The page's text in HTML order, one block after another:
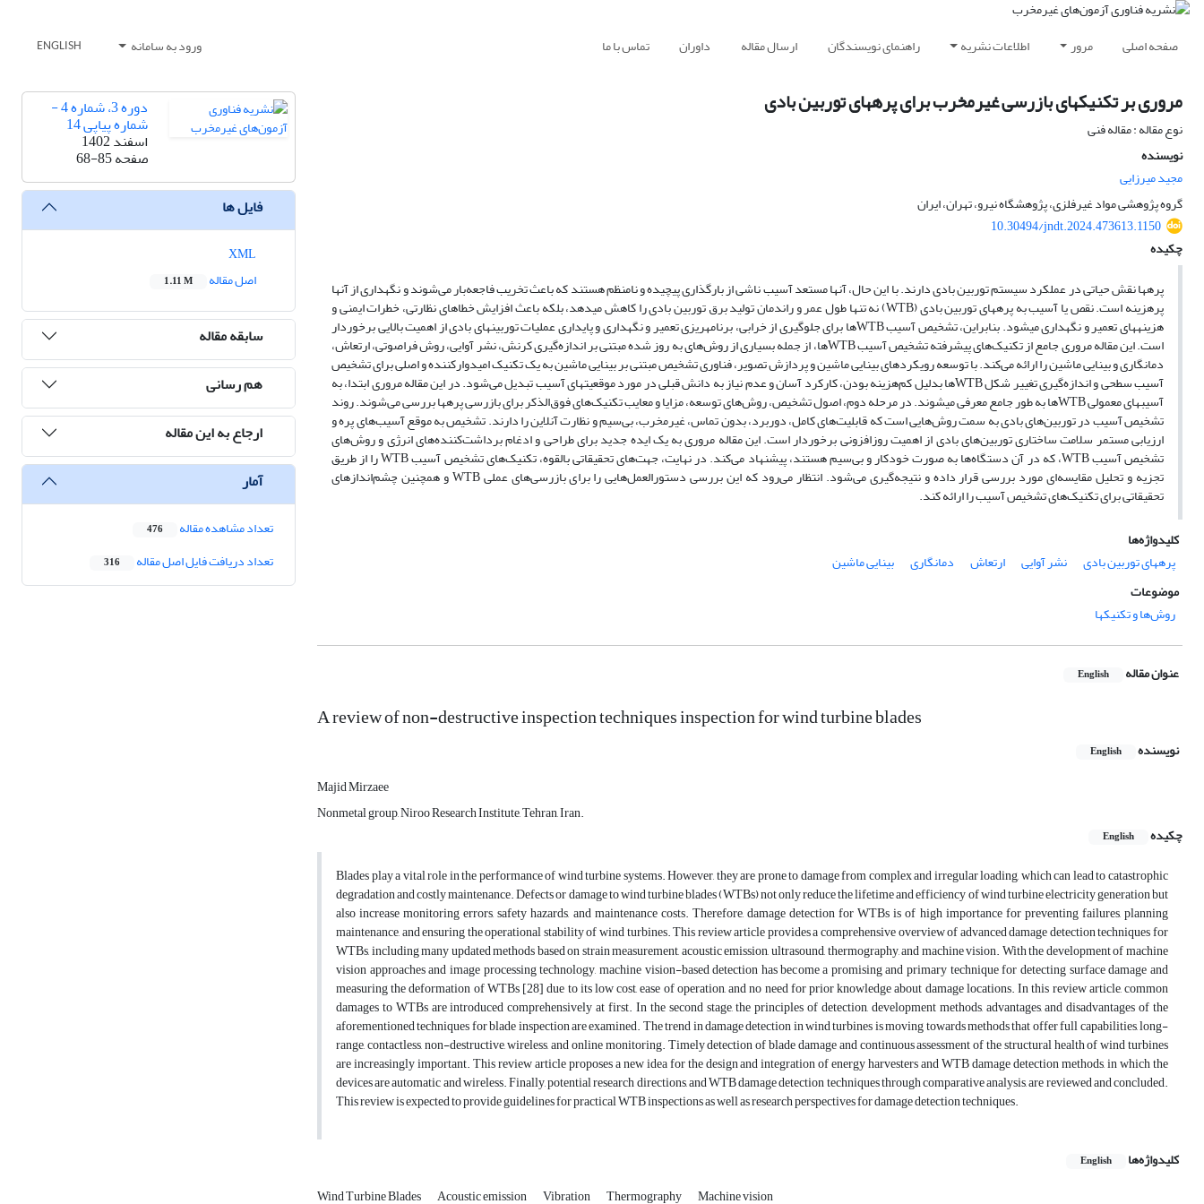
صفحه اصلی مرور اطلاعات نشریه راهنمای نویسندگان ارسال مقاله داوران تماس با ما ورود به سامانه ENGLISH
مروری بر تکنیک‏های بازرسی غیر‏مخرب برای پره‏های توربین بادی
نوع مقاله : مقاله فنی
نویسنده
مجید میرزایی
گروه پژوهشی مواد غیرفلزی، پژوهشگاه نیرو، تهران، ایران
10.30494/jndt.2024.473613.1150
چکیده
پره‏ها نقش حیاتی در عملکرد سیستم توربین بادی دارند. با این حال، آنها مستعد آسیب ناشی از بارگذاری پیچیده و نامنظم هستند که باعث تخریب فاجعه‌بار می‌شوند و نگهداری از آنها
پرهزینه است. نقص یا آسیب به پره‏های توربین بادی (WTB) نه تنها طول عمر و راندمان تولید برق توربین بادی را کاهش می‏دهد، بلکه باعث افزایش خطاهای نظارتی، خطرات ایمنی و
هزینه‏های تعمیر و نگهداری می‏شود. بنابراین، تشخیص آسیب WTB‏ها برای جلوگیری از خرابی، برنامه‏ریزی تعمیر و نگهداری و پایداری عملیات توربین‏های بادی از اهمیت بالایی برخوردار
است. این مقاله مروری جامع از تکنیک‌های پیشرفته تشخیص آسیب WTBها، از جمله بسیاری از روش‌های به روز شده مبتنی بر اندازه‌گیری کرنش، نشر آوایی، روش فراصوتی، ارتعاش،
دمانگاری و بینایی ماشین را ارائه می‌کند. با توسعه رویکردهای بینایی ماشین و پردازش تصویر، فناوری تشخیص مبتنی بر بینایی ماشین به یک تکنیک امیدوارکننده و اصلی برای تشخیص
آسیب سطحی و اندازه‌گیری تغییر شکل WTBها بدلیل کم‌هزینه بودن، کارکرد آسان و عدم نیاز به دانش قبلی در مورد موقعیت‏های آسیب تبدیل می‌شود. در این مقاله مروری ابتدا، به
آسیب‏های معمولی WTB‏ها به طور جامع معرفی می‏شوند. در مرحله دوم، اصول تشخیص، روش‌های توسعه، مزایا و معایب تکنیک‌های فوق‌الذکر برای بازرسی پره‏ها بررسی می‌شوند. روند
تشخیص آسیب در توربین‌های بادی به سمت روش‌هایی است که قابلیت‌های کامل، دوربرد، بدون تماس، غیرمخرب، بی‌سیم و نظارت آنلاین را دارند. تشخیص به موقع آسیب‌های پره و
ارزیابی مستمر سلامت ساختاری توربین‌های بادی از اهمیت روزافزونی برخوردار است. این مقاله مروری به یک ایده جدید برای طراحی و ادغام برداشت‌کننده‌های انرژی و روش‌های
تشخیص آسیب WTB، که در آن دستگاه‌ها به صورت خودکار و بی‌سیم هستند، پیشنهاد می‌کند. در نهایت، جهت‌های تحقیقاتی بالقوه، تکنیک‌های تشخیص آسیب WTB را از طریق
تجزیه و تحلیل مقایسه‌ای مورد بررسی قرار داده و نتیجه‌گیری می‌شود. انتظار می‌رود که این بررسی دستورالعمل‌هایی را برای بازرسی‌های عملی WTB و همچنین چشم‌اندازهای
تحقیقاتی برای تکنیک‌های تشخیص آسیب را ارائه کند.
کلیدواژه‌ها
پره‏های توربین بادی
نشر آوایی ارتعاش دمانگاری
بینایی ماشین
موضوعات
روش‌ها و تکنیک‎ها
عنوان مقاله English
A review of non-destructive inspection techniques inspection for wind turbine blades
نویسنده English
Majid Mirzaee
Nonmetal group, Niroo Research Institute, Tehran, Iran.
چکیده
English
Blades play a vital role in the performance of wind turbine systems. However, they are prone to damage from complex and irregular loading, which can lead to catastrophic
degradation and costly maintenance. Defects or damage to wind turbine blades (WTBs) not only reduce the lifetime and efficiency of wind turbine electricity generation but
also increase monitoring errors, safety hazards, and maintenance costs. Therefore, damage detection for WTBs is of high importance for preventing failures, planning
maintenance, and ensuring the operational stability of wind turbines. This review article provides a comprehensive overview of advanced damage detection techniques for
WTBs, including many updated methods based on strain measurement, acoustic emission, ultrasound, thermography, and machine vision. With the development of machine
vision approaches and image processing technology, machine vision-based detection has become a promising and primary technique for detecting surface damage and
measuring the deformation of WTBs [28] due to its low cost, ease of operation, and no need for prior knowledge about damage locations. In this review article, common
damages to WTBs are introduced comprehensively at first. In the second stage, the principles of detection, development methods, advantages, and disadvantages of the
aforementioned techniques for blade inspection are examined. The trend in damage detection in wind turbines is moving towards methods that offer full capabilities, long-
range, contactless, non-destructive, wireless, and online monitoring. Timely detection of blade damage and continuous assessment of the structural health of wind turbines
are increasingly important. This review article proposes a new idea for the design and integration of energy harvesters and WTB damage detection methods, in which the
devices are automatic and wireless. Finally, potential research directions, and WTB damage detection techniques through comparative analysis, are reviewed and concluded.
This review is expected to provide guidelines for practical WTB inspections as well as research perspectives for damage detection techniques.
کلیدواژه‌ها English
Wind Turbine Blades Acoustic emission Vibration Thermography Machine vision
دوره 3، شماره 4 -
شماره پیاپی 14
اسفند 1402
صفحه68-85
فایل ها
اصل مقاله
1.11 M
سابقه مقاله
هم رسانی
ارجاع به این مقاله
آمار
تعداد مشاهده مقاله 476
تعداد دریافت فایل اصل مقاله 316